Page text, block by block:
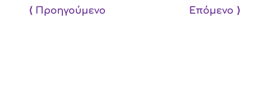
⟨ Προηγούμενο Επόμενο ⟩